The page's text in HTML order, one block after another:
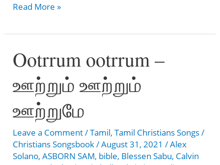
Marubadiyum
–
மறுபடியும்
எழும்பிடுவேன்
Read More »
Ootrrum ootrrum –
ஊற்றும் ஊற்றும்
ஊற்றுமே
Leave a Comment/Tamil,Tamil Christians Songs/
Christians Songsbook/August 31, 2021/Alex
Solano,ASBORN SAM, bible, Blessen Sabu, Calvin